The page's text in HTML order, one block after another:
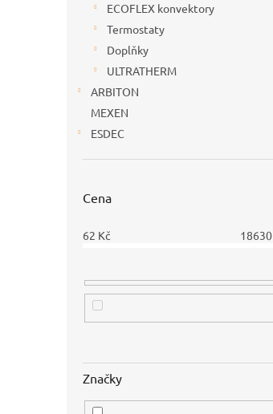
ECOFLEX konvektory
Termostaty
Doplňky
ULTRATHERM
ARBITON
MEXEN
ESDEC
Cena
62 Kč 18630
Značky